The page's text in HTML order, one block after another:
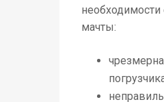
мачты: